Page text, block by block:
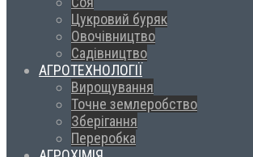
Цукровий буряк
Овочівництво
Садівництво
АГРОТЕХНОЛОГІЇ
Вирощування
Точне землеробство
Зберігання
Переробка